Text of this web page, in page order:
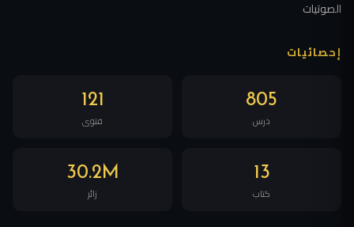
الصوتيات
إحصائيات
805
درس
121
فتوى
13
كتاب
30.2M
زائر